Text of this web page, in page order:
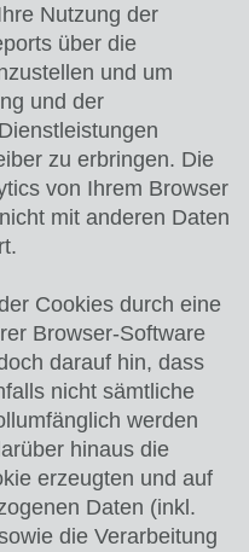
Nutzung der
über die
und um
und der
zu erbringen. Die
von Ihrem Browser
mit anderen Daten
Cookies durch eine
Browser-Software
darauf hin, dass
nicht sämtliche
werden
hinaus die
erzeugten und auf
Daten (inkl.
die Verarbeitung